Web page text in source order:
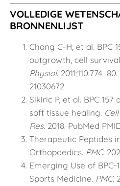
VOLLEDIGE
BRONNENLIJST
Chang C-H, et al. BPC
outgrowth, cell
Physiol.
21030672
Sikiric P, et al. BPC 157
soft tissue healing.
Res. 2018. PubMed
Therapeutic Peptides
Orthopaedics. PMC.
Emerging Use of BPC-
Sports Medicine. PMC.